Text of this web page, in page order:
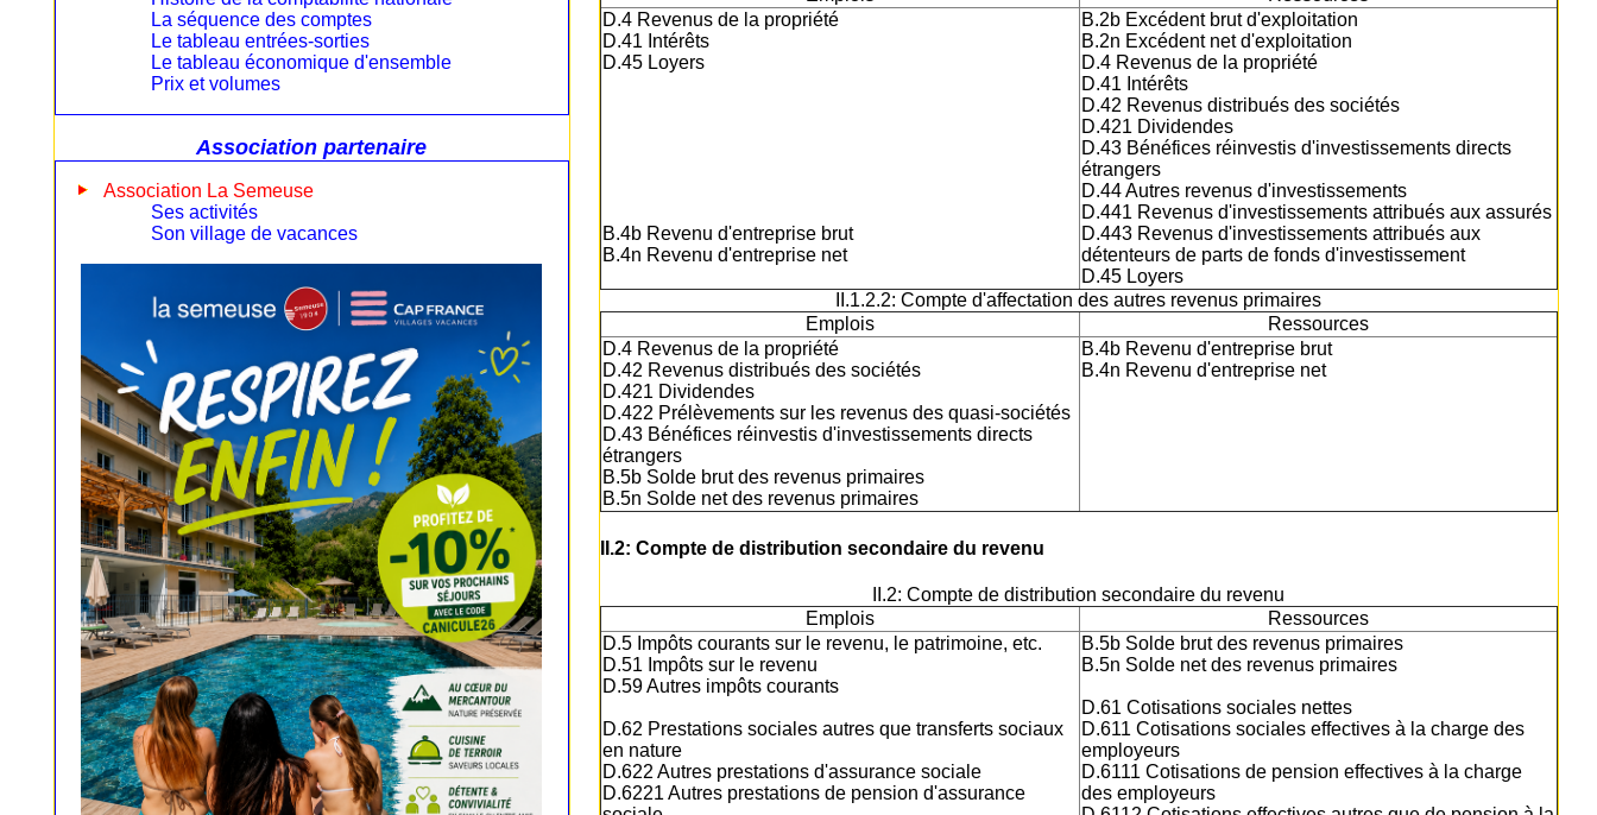
D.4 Revenus de la propriété
D.41 Intérêts
D.45 Loyers
B.4b Revenu d'entreprise brut
B.4n Revenu d'entreprise net
B.2b Excédent brut d'exploitation
B.2n Excédent net d'exploitation
D.4 Revenus de la propriété
D.41 Intérêts
D.42 Revenus distribués des sociétés
D.421 Dividendes
D.43 Bénéfices réinvestis d'investissements directs
étrangers
D.44 Autres revenus d'investissements
D.441 Revenus d'investissements attribués aux assurés
D.443 Revenus d'investissements attribués aux
détenteurs de parts de fonds d'investissement
D.45 Loyers
II.1.2.2: Compte d'affectation des autres revenus primaires
Emplois
Ressources
D.4 Revenus de la propriété
D.42 Revenus distribués des sociétés
D.421 Dividendes
D.422 Prélèvements sur les revenus des quasi-sociétés
D.43 Bénéfices réinvestis d'investissements directs
étrangers
B.5b Solde brut des revenus primaires
B.5n Solde net des revenus primaires
B.4b Revenu d'entreprise brut
B.4n Revenu d'entreprise net
II.2: Compte de distribution secondaire du revenu
II.2: Compte de distribution secondaire du revenu
Emplois
Ressources
D.5 Impôts courants sur le revenu, le patrimoine, etc.
D.51 Impôts sur le revenu
D.59 Autres impôts courants
D.62 Prestations sociales autres que transferts sociaux
en nature
D.622 Autres prestations d'assurance sociale
D.6221 Autres prestations de pension d'assurance
B.5b Solde brut des revenus primaires
B.5n Solde net des revenus primaires
D.61 Cotisations sociales nettes
D.611 Cotisations sociales effectives à la charge des
employeurs
D.6111 Cotisations de pension effectives à la charge
des employeurs
La séquence des comptes
Le tableau entrées-sorties
Le tableau économique d'ensemble
Prix et volumes
Association partenaire
Association La Semeuse
Ses activités
Son village de vacances